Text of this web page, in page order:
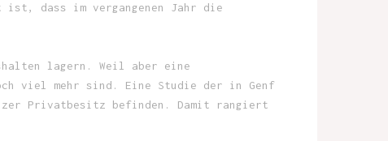
ist, dass im vergangenen Jahr die
lagern. Weil aber eine
viel mehr sind. Eine Studie der in Genf
Privatbesitz befinden. Damit rangiert